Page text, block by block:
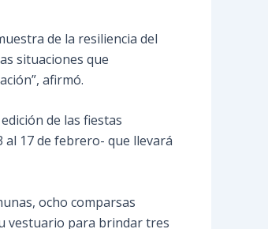
de la resiliencia del
situaciones que
afirmó.
de las fiestas
17 de febrero- que llevará
ocho comparsas
vestuario para brindar tres